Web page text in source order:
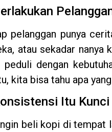
pelanggan punya
atau sekadar nanya
peduli dengan
kita bisa tahu apa
Itu Kunci
beli kopi di tempat